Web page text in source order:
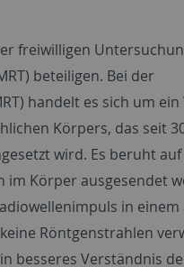
freiwilligen
beteiligen. Bei der
handelt es sich um
Körpers, das seit
wird. Es beruht
im Körper ausgesendet
in einem
Röntgenstrahlen
besseres Verständnis